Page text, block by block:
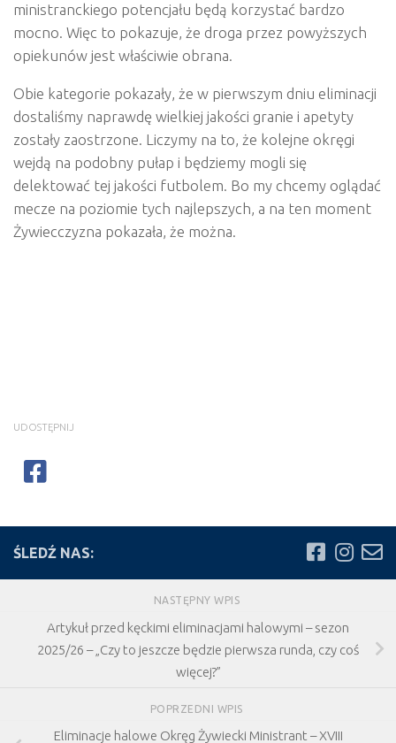
ministranckiego potencjału będą korzystać bardzo
mocno. Więc to pokazuje, że droga przez powyższych
opiekunów jest właściwie obrana.
Obie kategorie pokazały, że w pierwszym dniu eliminacji
dostaliśmy naprawdę wielkiej jakości granie i apetyty
zostały zaostrzone. Liczymy na to, że kolejne okręgi
wejdą na podobny pułap i będziemy mogli się
delektować tej jakości futbolem. Bo my chcemy oglądać
mecze na poziomie tych najlepszych, a na ten moment
Żywiecczyzna pokazała, że można.
UDOSTĘPNIJ
ŚLEDŹ NAS:
NASTĘPNY WPIS
Artykuł przed kęckimi eliminacjami halowymi – sezon
2025/26 – „Czy to jeszcze będzie pierwsza runda, czy coś
więcej?”
POPRZEDNI WPIS
Eliminacje halowe Okręg Żywiecki Ministrant – XVIII